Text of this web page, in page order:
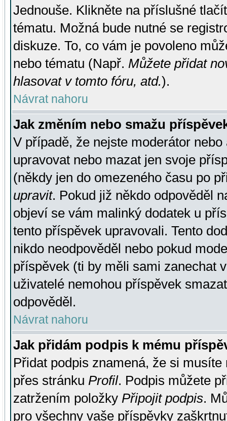
Jednouše. Klikněte na příslušné
tématu. Možná bude nutné se
diskuze. To, co vám je povoleno
nebo tématu (Např. Můžete přidat
hlasovat v tomto fóru, atd.).
Návrat nahoru
Jak změním nebo smažu
V případě, že nejste moderátor
upravovat nebo mazat jen svoje
(někdy jen do omezeného času po
upravit. Pokud již někdo odpověděl
objeví se vám malinký dodatek u
tento příspěvek upravovali. Tento
nikdo neodpověděl nebo pokud
příspěvek (ti by měli sami zanechat
uživatelé nemohou příspěvek
odpověděl.
Návrat nahoru
Jak přidám podpis k mému
Přidat podpis znamená, že si
přes stránku Profil. Podpis můžete
zatržením položky Připojit podpis.
pro všechny vaše příspěvky